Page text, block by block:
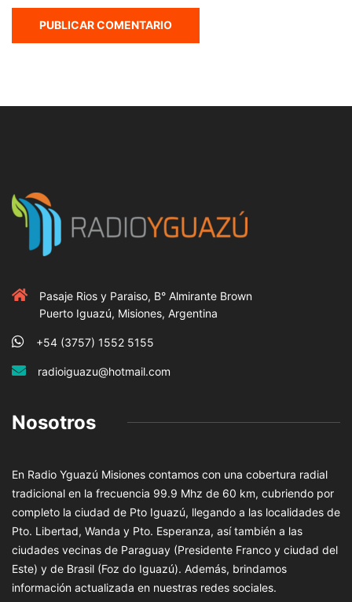
Pasaje Rios y Paraiso, B° Almirante Brown
Puerto Iguazú, Misiones, Argentina
+54 (3757) 1552 5155
radioiguazu@hotmail.com
Nosotros
En Radio Yguazú Misiones contamos con una cobertura radial
tradicional en la frecuencia 99.9 Mhz de 60 km, cubriendo por
completo la ciudad de Pto Iguazú, llegando a las localidades de
Pto. Libertad, Wanda y Pto. Esperanza, así también a las
ciudades vecinas de Paraguay (Presidente Franco y ciudad del
Este) y de Brasil (Foz do Iguazú). Además, brindamos
información actualizada en nuestras redes sociales.